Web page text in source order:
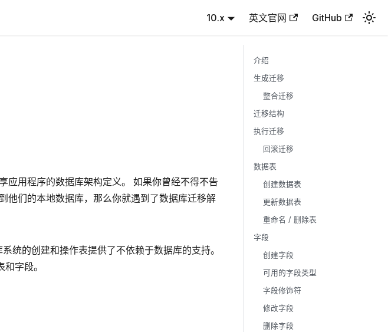
10.x 英文官网 GitHub
应用程序的数据库架构定义。 如果你曾经不得不告
他们的本地数据库，那么你就遇到了数据库迁移解
统的创建和操作表提供了不依赖于数据库的支持。
字段。
介绍
生成迁移
整合迁移
迁移结构
执行迁移
回滚迁移
数据表
创建数据表
更新数据表
重命名 / 删除表
字段
创建字段
可用的字段类型
字段修饰符
修改字段
删除字段